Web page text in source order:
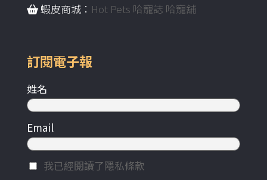
蝦皮商城： Hot Pets 哈寵誌 哈寵舖
訂閱電子報
姓名
Email
我已經閱讀了隱私條款